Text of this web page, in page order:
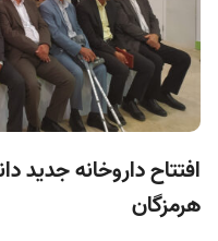
افتتاح داروخانه جدید
هرمزگان